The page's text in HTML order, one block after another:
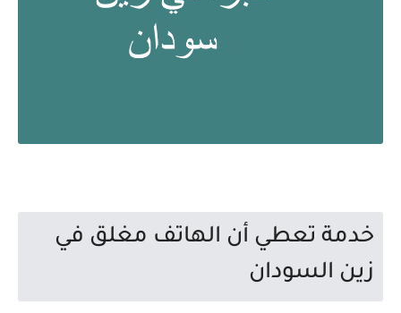
خدمة تعطي أن الهاتف مغلق في
زين السودان